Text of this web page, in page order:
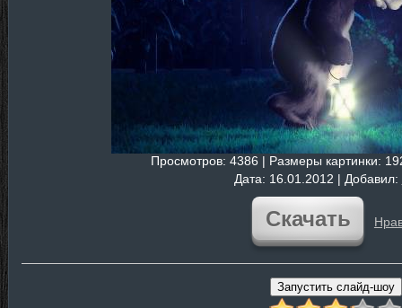
Просмотров: 4386 | Размеры картинки:
Дата: 16.01.2012 | Добавил:
Скачать